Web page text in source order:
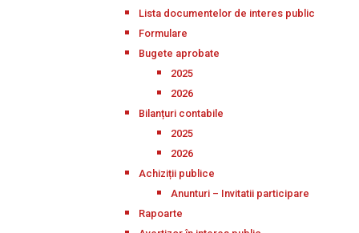
Lista documentelor de interes public
Formulare
Bugete aprobate
2025
2026
Bilanțuri contabile
2025
2026
Achiziții publice
Anunturi – Invitatii participare
Rapoarte